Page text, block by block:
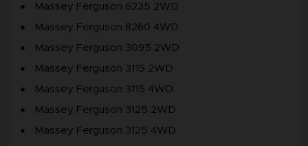
Massey Ferguson 6235 2WD
Massey Ferguson 8260 4WD
Massey Ferguson 3095 2WD
Massey Ferguson 3115 2WD
Massey Ferguson 3115 4WD
Massey Ferguson 3125 2WD
Massey Ferguson 3125 4WD